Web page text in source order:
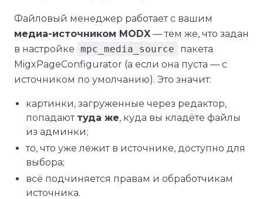
Файловый менеджер работает с вашим
медиа-источником MODX — тем же, что задан
в настройке mpc_media_source
пакета
MigxPageConfigurator (а если она пуста — с
источником по умолчанию). Это значит:
картинки, загруженные через редактор,
попадают туда же, куда вы кладёте файлы
из админки;
то, что уже лежит в источнике, доступно для
выбора;
всё подчиняется правам и обработчикам
источника.